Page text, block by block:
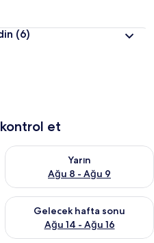
(6)
et
Ağu 7 - Ağu 8
Yarın
Ağu 8 - Ağu 9
Yarın için müsaitliği kontrol
et Ağu 7 - Ağu 9
Gelecek hafta sonu
Ağu 14 - Ağu 16
Önümüzdeki hafta sonu için